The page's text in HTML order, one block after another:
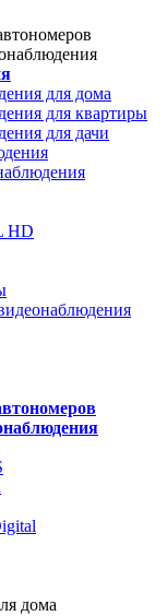
для дома
для квартиры
для дачи
НD